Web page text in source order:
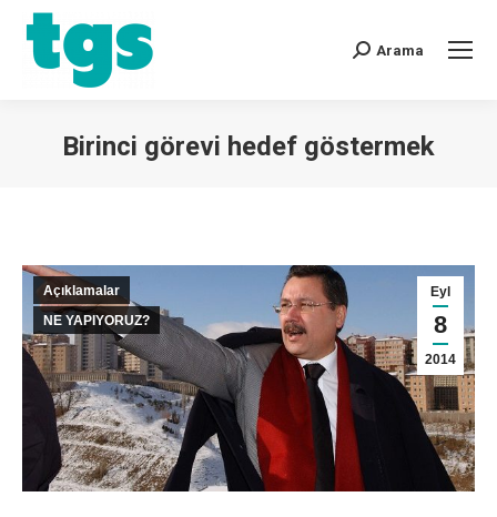
Arama
Birinci görevi hedef göstermek
Eyl
8
2014
Açıklamalar
NE YAPIYORUZ?